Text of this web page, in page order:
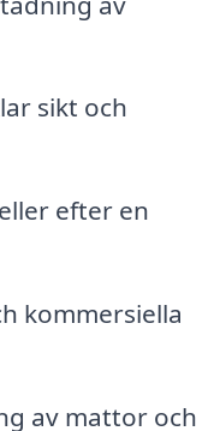
sikt och
efter en
kommersiella
av mattor och